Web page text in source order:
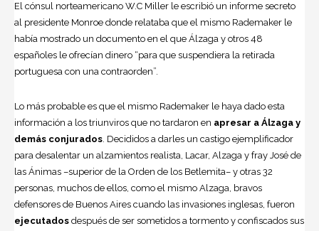
El cónsul norteamericano W.C Miller le escribió un informe secreto
al presidente Monroe donde relataba que el mismo Rademaker le
había mostrado un documento en el que Álzaga y otros 48
españoles le ofrecían dinero “para que suspendiera la retirada
portuguesa con una contraorden”.
Lo más probable es que el mismo Rademaker le haya dado esta
información a los triunviros que no tardaron en apresar a Álzaga y
demás conjurados. Decididos a darles un castigo ejemplificador
para desalentar un alzamientos realista, Lacar, Alzaga y fray José de
las Ánimas –superior de la Orden de los Betlemita– y otras 32
personas, muchos de ellos, como el mismo Alzaga, bravos
defensores de Buenos Aires cuando las invasiones inglesas, fueron
ejecutados después de ser sometidos a tormento y confiscados sus